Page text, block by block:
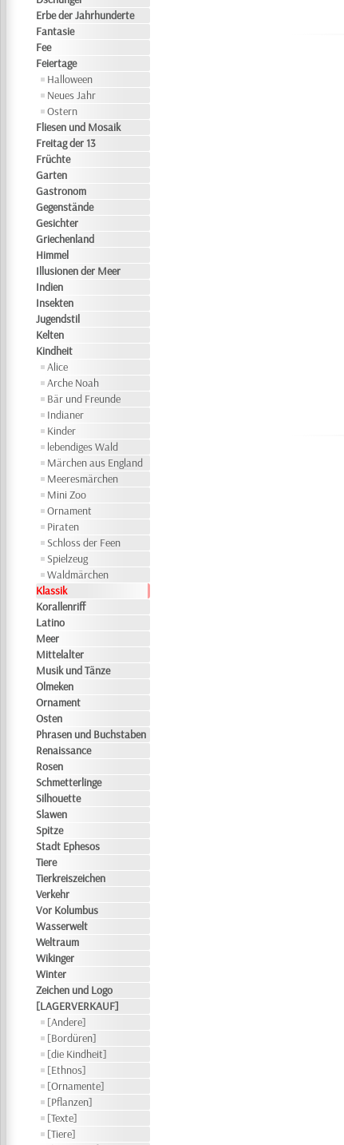
Erbe der Jahrhunderte
Fantasie
Fee
Feiertage
Halloween
Neues Jahr
Ostern
Fliesen und Mosaik
Freitag der 13
Früchte
Garten
Gastronom
Gegenstände
Gesichter
Griechenland
Himmel
Illusionen der Meer
Indien
Insekten
Jugendstil
Kelten
Kindheit
Alice
Arche Noah
Bär und Freunde
Indianer
Kinder
lebendiges Wald
Märchen aus England
Meeresmärchen
Mini Zoo
Ornament
Piraten
Schloss der Feen
Spielzeug
Waldmärchen
Klassik
Korallenriff
Latino
Meer
Mittelalter
Musik und Tänze
Olmeken
Ornament
Osten
Phrasen und Buchstaben
Renaissance
Rosen
Schmetterlinge
Silhouette
Slawen
Spitze
Stadt Ephesos
Tiere
Tierkreiszeichen
Verkehr
Vor Kolumbus
Wasserwelt
Weltraum
Wikinger
Winter
Zeichen und Logo
[LAGERVERKAUF]
[Andere]
[Bordüren]
[die Kindheit]
[Ethnos]
[Ornamente]
[Pflanzen]
[Texte]
[Tiere]